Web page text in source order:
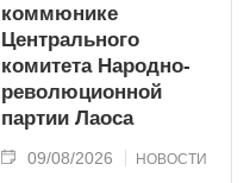
коммюнике
Центрального
комитета Народно-
революционной
партии Лаоса
09/08/2026 НОВОСТИ